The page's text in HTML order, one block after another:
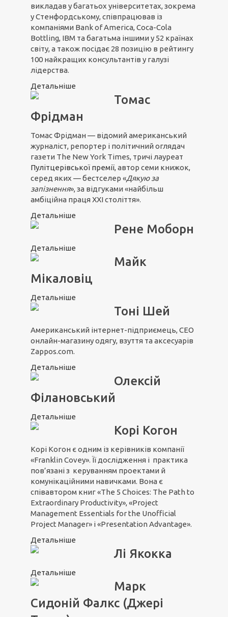
викладав у багатьох університетах, зокрема
у Стенфордському, співпрацював із
компаніями Bank of America, Coca-Cola
Bottling, IBM та багатьма іншими у 52 країнах
світу, а також посідає 28 позицію в рейтингу
100 найкращих консультантів у галузі
лідерства.
Детальніше
Томас
Фрідман
Томас Фрідман — відомий американський
журналіст, репортер і політичний оглядач
газети The New York Times, тричі лауреат
Пулітцерівської премії, автор семи книжок,
серед яких — бестселер «Дякую за
запізнення», за відгуками «найбільш
амбіційна праця ХХІ століття».
Детальніше
Рене Моборн
Детальніше
Майк
Мікаловіц
Детальніше
Тоні Шей
Американський інтернет-підприємець, CEO
онлайн-магазину одягу, взуття та аксесуарів
Zappos.com.
Детальніше
Олексій
Філановський
Детальніше
Корі Когон
Корі Когон є одним із керівників компанії
«Franklin Covey». Її дослідження і практика
пов’язані з керуванням проектами й
комунікаційними навичками. Вона є
співавтором книг «The 5 Choices: The Path to
Extraordinary Productivity», «Project
Management Essentials for the Unofficial
Project Manager» і «Presentation Advantage».
Детальніше
Лі Якокка
Детальніше
Марк
Сидоній Фалкс (Джері